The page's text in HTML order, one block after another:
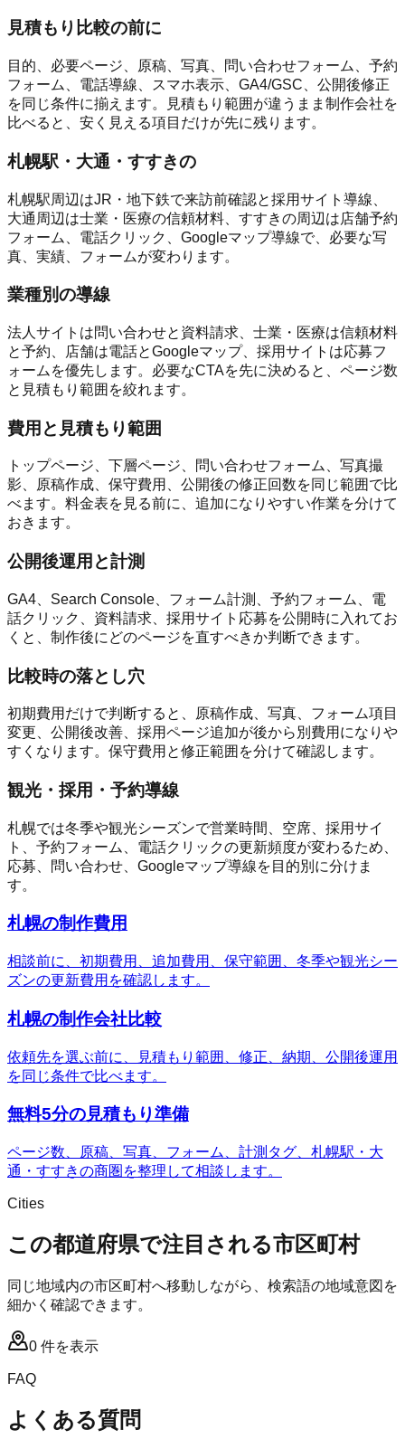
見積もり比較の前に
目的、必要ページ、原稿、写真、問い合わせフォーム、予約
フォーム、電話導線、スマホ表示、GA4/GSC、公開後修正
を同じ条件に揃えます。見積もり範囲が違うまま制作会社を
比べると、安く見える項目だけが先に残ります。
札幌駅・大通・すすきの
札幌駅周辺はJR・地下鉄で来訪前確認と採用サイト導線、
大通周辺は士業・医療の信頼材料、すすきの周辺は店舗予約
フォーム、電話クリック、Googleマップ導線で、必要な写
真、実績、フォームが変わります。
業種別の導線
法人サイトは問い合わせと資料請求、士業・医療は信頼材料
と予約、店舗は電話とGoogleマップ、採用サイトは応募フ
ォームを優先します。必要なCTAを先に決めると、ページ数
と見積もり範囲を絞れます。
費用と見積もり範囲
トップページ、下層ページ、問い合わせフォーム、写真撮
影、原稿作成、保守費用、公開後の修正回数を同じ範囲で比
べます。料金表を見る前に、追加になりやすい作業を分けて
おきます。
公開後運用と計測
GA4、Search Console、フォーム計測、予約フォーム、電
話クリック、資料請求、採用サイト応募を公開時に入れてお
くと、制作後にどのページを直すべきか判断できます。
比較時の落とし穴
初期費用だけで判断すると、原稿作成、写真、フォーム項目
変更、公開後改善、採用ページ追加が後から別費用になりや
すくなります。保守費用と修正範囲を分けて確認します。
観光・採用・予約導線
札幌では冬季や観光シーズンで営業時間、空席、採用サイ
ト、予約フォーム、電話クリックの更新頻度が変わるため、
応募、問い合わせ、Googleマップ導線を目的別に分けま
す。
札幌の制作費用
相談前に、初期費用、追加費用、保守範囲、冬季や観光シー
ズンの更新費用を確認します。
札幌の制作会社比較
依頼先を選ぶ前に、見積もり範囲、修正、納期、公開後運用
を同じ条件で比べます。
無料5分の見積もり準備
ページ数、原稿、写真、フォーム、計測タグ、札幌駅・大
通・すすきの商圏を整理して相談します。
Cities
この都道府県で注目される市区町村
同じ地域内の市区町村へ移動しながら、検索語の地域意図を
細かく確認できます。
0 件を表示
FAQ
よくある質問